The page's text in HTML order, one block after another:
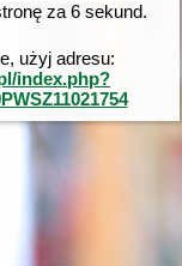
za 6sekund.
użyj adresu:
index.php?